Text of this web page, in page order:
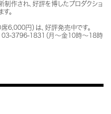
作され、好評を博したプロダクショ
。
円）は、好評発売中です。
03-3796-1831（月～金10時～18時